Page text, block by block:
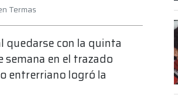
Termas
quedarse con la quinta
en el trazado
entrerriano logró la